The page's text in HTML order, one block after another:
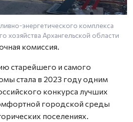
энергетического комплекса
хозяйства Архангельской области
комиссия.
старейшего и самого
стала в 2023 году одним
конкурса лучших
городской среды
поселениях.